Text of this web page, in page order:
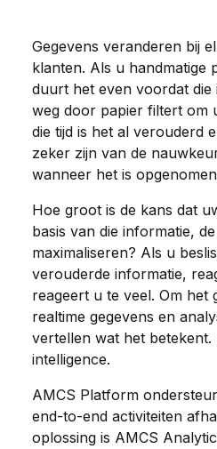
Gegevens veranderen bij
klanten. Als u handmatige
duurt het even voordat
weg door papier filtert om
die tijd is het al verouderd
zeker zijn van de
wanneer het is
Hoe groot is de kans dat
basis van die informatie,
maximaliseren? Als u
verouderde informatie,
reageert u te veel. Om het
realtime gegevens en
vertellen wat het betekent.
intelligence.
AMCS Platform
end-to-end activiteiten
oplossing is AMCS